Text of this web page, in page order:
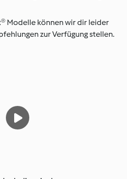
Modelle können wir dir leider
zur Verfügung stellen.